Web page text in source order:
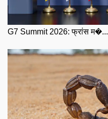
G7 Summit 2026: फ्रांस म�...